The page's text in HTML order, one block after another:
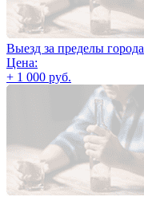
Выезд за пределы города
Цена:
+ 1 000 руб.